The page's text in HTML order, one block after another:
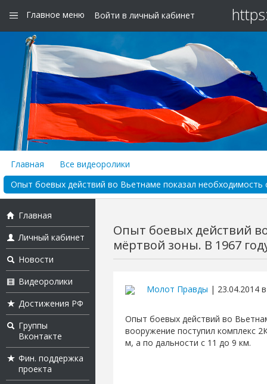
Главное меню Войти в личный кабинет
Главная
Все видеоролики
Опыт боевых действий во Вьетнаме показал
Главная
Личный кабинет
Новости
Видеоролики
Достижения РФ
Группы
Вконтакте
Фин. поддержка
проекта
Опыт боевых действий
мёртвой зоны. В 1967
Молот Правды | 23.04.2014
Опыт боевых действий во
вооружение поступил комплекс
м, а по дальности с 11 до 9 км.